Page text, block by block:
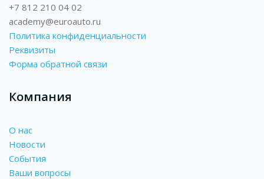
+7 812 210 04 02
academy@euroauto.ru
Политика конфиденциальности
Реквизиты
Форма обратной связи
Компания
О нас
Новости
События
Ваши вопросы